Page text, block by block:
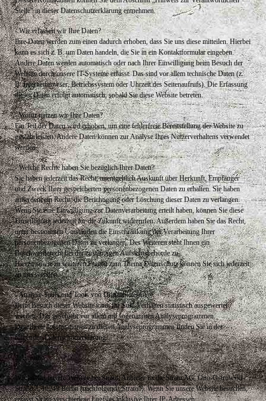
Stelle“ in dieser Datenschutzerklärung entnehmen.
- Wie erfassen wir Ihre Daten?
Ihre Daten werden zum einen dadurch erhoben, dass Sie uns diese mitteilen. Hierbei
kann es sich z. B. um Daten handeln, die Sie in ein Kontaktformular eingeben.
Andere Daten werden automatisch oder nach Ihrer Einwilligung beim Besuch der
Website durch unsere IT-Systeme erfasst. Das sind vor allem technische Daten (z.
B. Internetbrowser, Betriebssystem oder Uhrzeit des Seitenaufrufs). Die Erfassung
dieser Daten erfolgt automatisch, sobald Sie diese Website betreten.
- Wofür nutzen wir Ihre Daten?
Ein Teil der Daten wird erhoben, um eine fehlerfreie Bereitstellung der Website zu
gewährleisten. Andere Daten können zur Analyse Ihres Nutzerverhaltens verwendet
werden.
- Welche Rechte haben Sie bezüglich Ihrer Daten?
Sie haben jederzeit das Recht, unentgeltlich Auskunft über Herkunft, Empfänger
und Zweck Ihrer gespeicherten personenbezogenen Daten zu erhalten. Sie haben
außerdem ein Recht, die Berichtigung oder Löschung dieser Daten zu verlangen.
Wenn Sie eine Einwilligung zur Datenverarbeitung erteilt haben, können Sie diese
Einwilligung jederzeit für die Zukunft widerrufen. Außerdem haben Sie das Recht,
unter bestimmten Umständen die Einschränkung der Verarbeitung Ihrer
personenbezogenen Daten zu verlangen. Des Weiteren steht Ihnen ein
Beschwerderecht bei der zuständigen Aufsichtsbehörde zu.
Hierzu sowie zu weiteren Fragen zum Thema Datenschutz können Sie sich jederzeit
an uns wenden.
- Analyse-Tools und Tools von Drittanbietern
Beim Besuch dieser Website kann Ihr Surf-Verhalten statistisch ausgewertet
werden. Das geschieht vor allem mit sogenannten Analyseprogrammen.
Detaillierte Informationen zu diesen Analyseprogrammen finden Sie in der
folgenden Datenschutzerklärung.
2. Hosting
Wir hosten unsere Website bei Strato. Anbieter ist die Strato AG, Otto-Ostrowski-
Straße 7, 10249 Berlin (nachfolgend „Strato“). Wenn Sie unsere Website besuchen,